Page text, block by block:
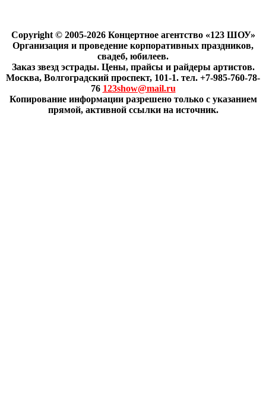
Copyright © 2005-2026 Концертное агентство «123 ШОУ»
Организация и проведение корпоративных праздников,
свадеб, юбилеев.
Заказ звезд эстрады. Цены, прайсы и райдеры артистов.
Москва, Волгоградский проспект, 101-1. тел. +7-985-760-78-
76 123show@mail.ru
Копирование информации разрешено только с указанием
прямой, активной ссылки на источник.